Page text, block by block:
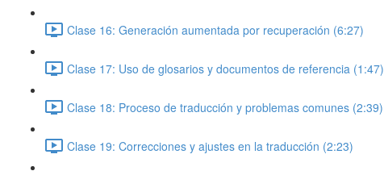
Clase 16: Generación aumentada por recuperación (6:27)
Clase 17: Uso de glosarios y documentos de referencia (1:47)
Clase 18: Proceso de traducción y problemas comunes (2:39)
Clase 19: Correcciones y ajustes en la traducción (2:23)